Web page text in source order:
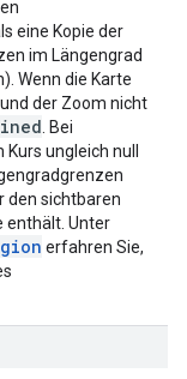
eine Kopie der
im Längengrad
Wenn die Karte
der Zoom nicht
. Bei
ungleich null
den sichtbaren
enthält. Unter
erfahren Sie,